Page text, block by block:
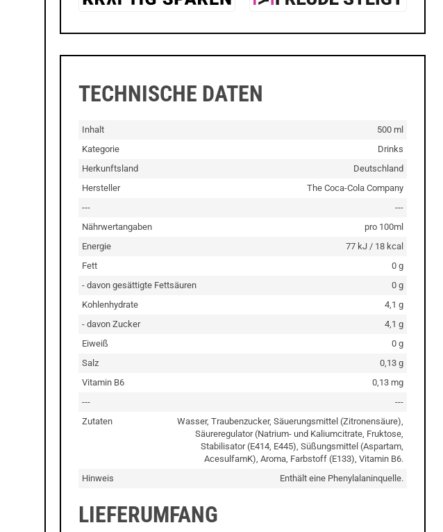
TECHNISCHE DATEN
Inhalt
500 ml
Kategorie
Drinks
Herkunftsland
Deutschland
Hersteller
The Coca-Cola Company
---
---
Nährwertangaben
pro 100ml
Energie
77 kJ / 18 kcal
Fett
0 g
- davon gesättigte Fettsäuren
0 g
Kohlenhydrate
4,1 g
- davon Zucker
4,1 g
Eiweiß
0 g
Salz
0,13 g
Vitamin B6
0,13 mg
---
---
Zutaten
Wasser, Traubenzucker, Säuerungsmittel (Zitronensäure),
Säureregulator (Natrium- und Kaliumcitrate, Fruktose,
Stabilisator (E414, E445), Süßungsmittel (Aspartam,
AcesulfamK), Aroma, Farbstoff (E133), Vitamin B6.
Hinweis
Enthält eine Phenylalaninquelle.
LIEFERUMFANG